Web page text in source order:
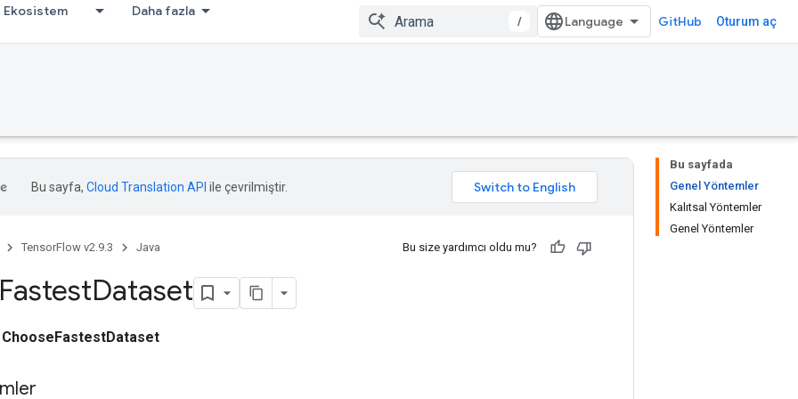
Ekosistem Daha fazla
/ GitHub Oturum aç
Bu sayfada
Genel Yöntemler
Kalıtsal Yöntemler
Genel Yöntemler
Bu sayfa, Cloud Translation API ile çevrilmiştir.
TensorFlow v2.9.3 Java Bu size yardımcı oldu mu?
FastestDataset
ChooseFastestDataset